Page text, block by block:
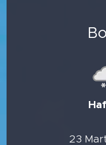
23